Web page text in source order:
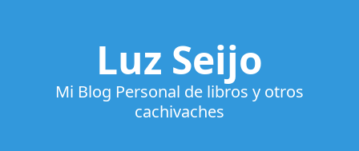
Luz Seijo
Mi Blog Personal de libros y otros
cachivaches